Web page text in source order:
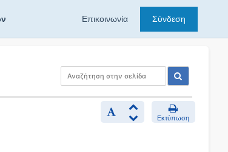
Επικοινωνία Σύνδεση
Εκτύπωση